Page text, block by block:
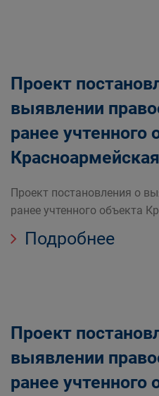
Проект
выявлении
ранее учтенного
Проект постановления о
ранее учтенного объекта
Подробнее
Проект
выявлении
ранее учтенного